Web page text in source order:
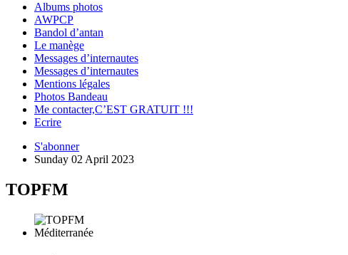
Albums photos
AWPCP
Bandol d’antan
Le manège
Messages d’internautes
Messages d’internautes
Mentions légales
Photos Bandeau
Me contacter,C’EST GRATUIT !!!
Ecrire
S'abonner
Sunday 02 April 2023
TOPFM